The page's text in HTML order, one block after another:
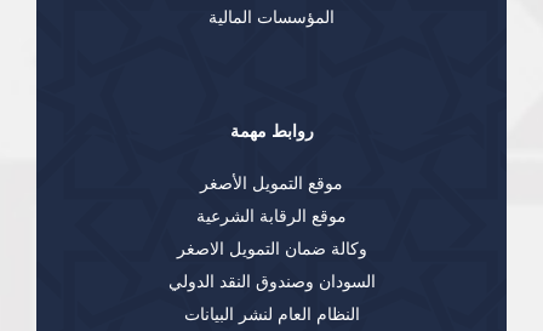
المؤسسات المالية
روابط مهمة
موقع التمويل الأصغر
موقع الرقابة الشرعية
وكالة ضمان التمويل الاصغر
السودان وصندوق النقد الدولي
النظام العام لنشر البيانات